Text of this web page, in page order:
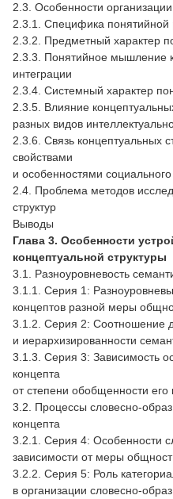
2.3. Особенности
2.3.1. Специфика понятийной
2.3.2. Предметный характер
2.3.3. Понятийное мышление
интеграции
2.3.4. Системный характер
2.3.5. Влияние
разных видов
2.3.6. Связь концептуальных
свойствами
и особенностями
2.4. Проблема методов
структур
Выводы
Глава 3. Особенности
концептуальной структуры
3.1. Разноуровневость
3.1.1. Серия 1:
концептов разной меры
3.1.2. Серия 2: Соотношение
и иерархизированности
3.1.3. Серия 3: Зависимость
концепта
от степени обобщенности его
3.2. Процессы словесно-
концепта
3.2.1. Серия 4: Особенности
зависимости от меры
3.2.2. Серия 5: Роль
в организации словесно-